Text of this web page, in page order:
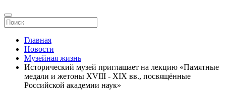
Главная
Новости
Музейная жизнь
Исторический музей приглашает на лекцию «Памятные
медали и жетоны XVIII - XIX вв., посвящённые
Российской академии наук»